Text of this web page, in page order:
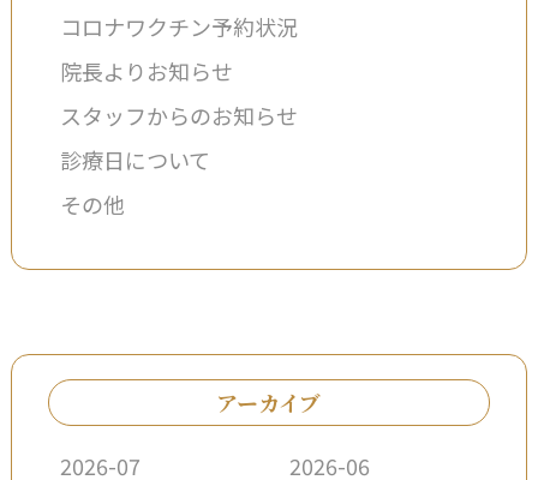
コロナワクチン予約状況
院長よりお知らせ
スタッフからのお知らせ
診療日について
その他
アーカイブ
2026-07
2026-06